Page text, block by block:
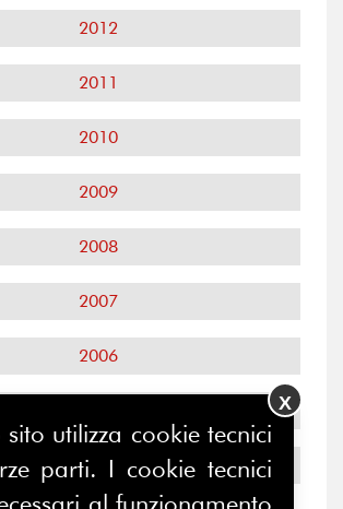
2012
2011
2010
2009
2008
2007
2006
2004
sito utilizza cookie tecnici
parti. I cookie tecnici
al funzionamento
X